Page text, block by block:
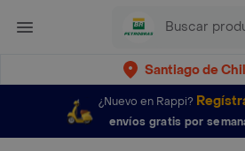
Santiago de
¿Nuevo en Rappi?
envíos gratis por